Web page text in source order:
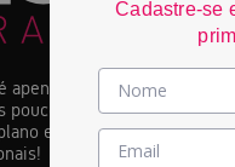
apenas um clube de vinhos,
pouco conhecidas da
e junte-se a nós na
Cadastre-se